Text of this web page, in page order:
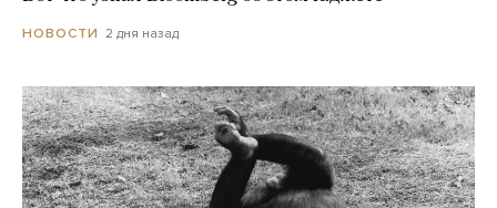
НОВОСТИ 2 дня назад